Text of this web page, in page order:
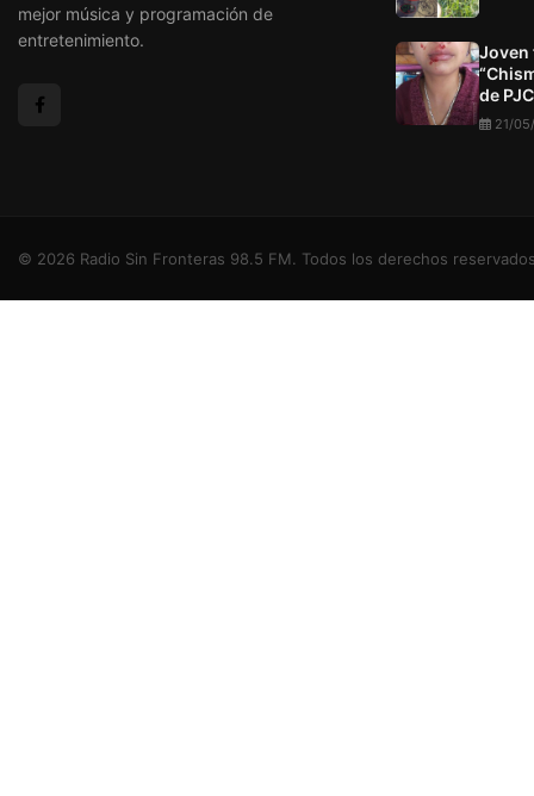
mejor música y programación de
entretenimiento.
Joven
de PJC
21/
© 2026 Radio Sin Fronteras 98.5 FM. Todos los derechos